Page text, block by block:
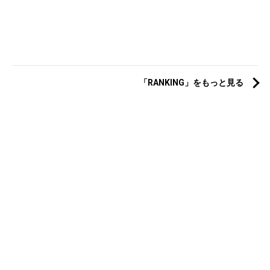
「RANKING」をもっと見る